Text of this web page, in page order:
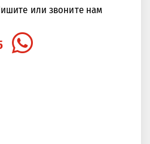
или звоните нам